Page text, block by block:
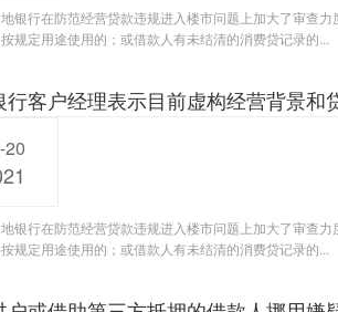
银行在防范经营贷款违规进入楼市问题上加大了审查
规定用途使用的；或借款人有未结清的消费贷记录的...
行客户经理表示目前虚构经营背景
20
银行在防范经营贷款违规进入楼市问题上加大了审查
规定用途使用的；或借款人有未结清的消费贷记录的...